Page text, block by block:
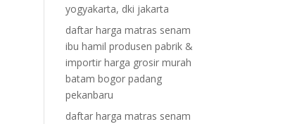
yogyakarta, dki jakarta
daftar harga matras senam
ibu hamil produsen pabrik &
importir harga grosir murah
batam bogor padang
pekanbaru
daftar harga matras senam